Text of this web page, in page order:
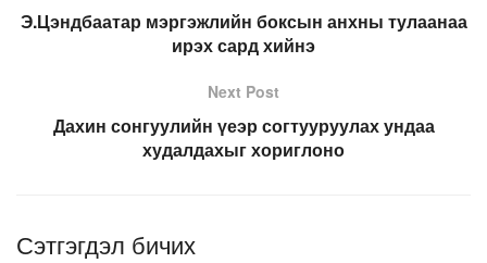
Э.Цэндбаатар мэргэжлийн боксын анхны тулаанаа
ирэх сард хийнэ
Next Post
Дахин сонгуулийн үеэр согтууруулах ундаа
худалдахыг хориглоно
Сэтгэгдэл бичих